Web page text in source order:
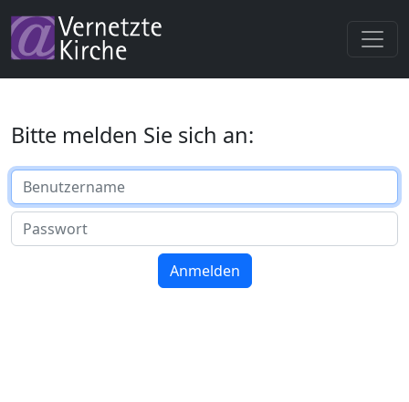
Bitte melden Sie sich an:
Benutzername
Passwort
Anmelden